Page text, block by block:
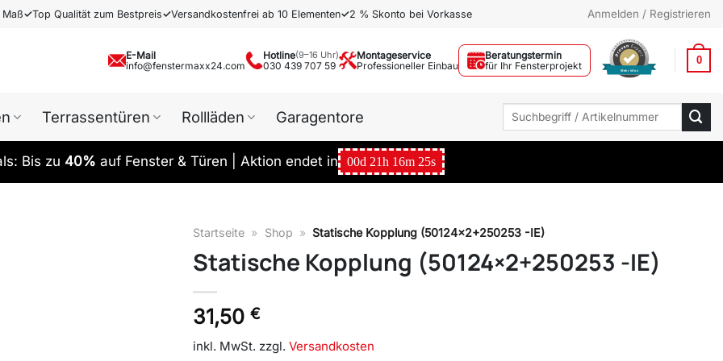
Maß✓Top Qualität zum Bestpreis✓Versandkostenfrei ab 10 Elementen✓2 % Skonto bei Vorkasse Anmelden / Registrieren
E-Mail
info@fenstermaxx24.com
Hotline(9–16 Uhr)
030 439 707 59
Montageservice
Professioneller Einbau
Beratungstermin
für Ihr Fensterprojekt
Mehr Infos
0
Terrassentüren Rollläden Garagentore
Suchen
Bis zu 40% auf Fenster & Türen | Aktion endet in 00d 21h 16m 24s
Startseite » Shop » Statische Kopplung (50124×2+250253 -IE)
Statische Kopplung (50124×2+250253 -IE)
31,50 €
inkl. MwSt. zzgl. Versandkosten